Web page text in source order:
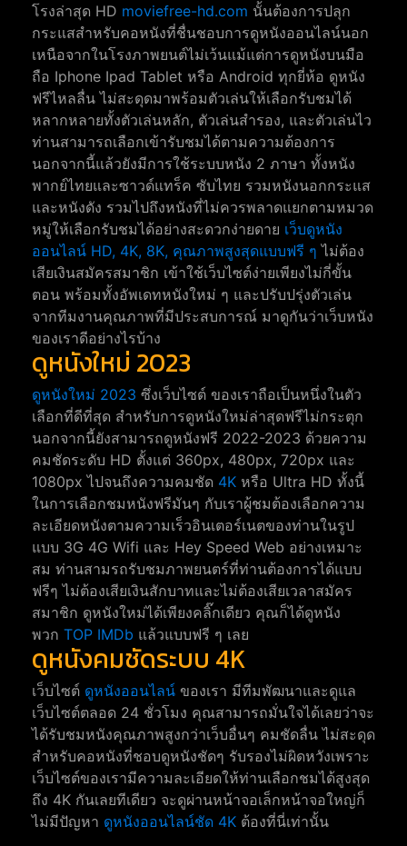
โรงล่าสุด HD moviefree-hd.com นั้นต้องการปลุก
กระแสสำหรับคอหนังที่ชื่นชอบการดูหนังออนไลน์นอก
เหนือจากในโรงภาพยนต์ไม่เว้นแม้แต่การดูหนังบนมือ
ถือ Iphone Ipad Tablet หรือ Android ทุกยี่ห้อ ดูหนัง
ฟรีไหลลื่น ไม่สะดุดมาพร้อมตัวเล่นให้เลือกรับชมได้
หลากหลายทั้งตัวเล่นหลัก, ตัวเล่นสำรอง, และตัวเล่นไว
ท่านสามารถเลือกเข้ารับชมได้ตามความต้องการ
นอกจากนี้แล้วยังมีการใช้ระบบหนัง 2 ภาษา ทั้งหนัง
พากย์ไทยและซาวด์แทร็ค ซับไทย รวมหนังนอกกระแส
และหนังดัง รวมไปถึงหนังที่ไม่ควรพลาดแยกตามหมวด
หมู่ให้เลือกรับชมได้อย่างสะดวกง่ายดาย เว็บดูหนัง
ออนไลน์ HD, 4K, 8K, คุณภาพสูงสุดแบบฟรี ๆ ไม่ต้อง
เสียเงินสมัครสมาชิก เข้าใช้เว็บไซต์ง่ายเพียงไม่กี่ขั้น
ตอน พร้อมทั้งอัพเดทหนังใหม่ ๆ และปรับปรุ่งตัวเล่น
จากทีมงานคุณภาพที่มีประสบการณ์ มาดูกันว่าเว็บหนัง
ของเราดีอย่างไรบ้าง
ดูหนังใหม่ 2023
ดูหนังใหม่ 2023 ซึ่งเว็บไซต์ ของเราถือเป็นหนึ่งในตัว
เลือกที่ดีที่สุด สำหรับการดูหนังใหม่ล่าสุดฟรีไม่กระตุก
นอกจากนี้ยังสามารถดูหนังฟรี 2022-2023 ด้วยความ
คมชัดระดับ HD ตั้งแต่ 360px, 480px, 720px และ
1080px ไปจนถึงความคมชัด 4K หรือ Ultra HD ทั้งนี้
ในการเลือกชมหนังฟรีมันๆ กับเราผู้ชมต้องเลือกความ
ละเอียดหนังตามความเร็วอินเตอร์เนตของท่านในรูป
แบบ 3G 4G Wifi และ Hey Speed Web อย่างเหมาะ
สม ท่านสามรถรับชมภาพยนตร์ที่ท่านต้องการได้แบบ
ฟรีๆ ไม่ต้องเสียเงินสักบาทและไม่ต้องเสียเวลาสมัคร
สมาชิก ดูหนังใหม่ได้เพียงคลิ๊กเดียว คุณก็ได้ดูหนัง
พวก TOP IMDb แล้วแบบฟรี ๆ เลย
ดูหนังคมชัดระบบ 4K
เว็บไซต์ ดูหนังออนไลน์ ของเรา มีทีมพัฒนาและดูแล
เว็บไซต์ตลอด 24 ชั่วโมง คุณสามารถมั่นใจได้เลยว่าจะ
ได้รับชมหนังคุณภาพสูงกว่าเว็บอื่นๆ คมชัดลื่น ไม่สะดุด
สำหรับคอหนังที่ชอบดูหนังชัดๆ รับรองไม่ผิดหวังเพราะ
เว็บไซต์ของเรามีความละเอียดให้ท่านเลือกชมได้สูงสุด
ถึง 4K กันเลยทีเดียว จะดูผ่านหน้าจอเล็กหน้าจอใหญ่ก็
ไม่มีปัญหา ดูหนังออนไลน์ชัด 4K ต้องที่นี่เท่านั้น